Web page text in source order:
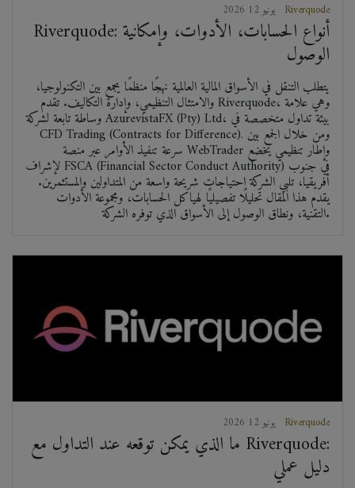
2026 يونيو 12 Riverquode
Riverquode: أنواع الحسابات، الأدوات، وإمكانية
الوصول
يتطلب التنقل في الأسواق المالية العالمية نهجًا منظمًا يجمع بين التكنولوجيا،
والامتثال التنظيمي، وإدارة التكاليف. تقدم Riverquode، وهي علامة
وساطة تابعة لشركة AzurevistaFX (Pty) Ltd، بيئة تداول متخصصة في
CFD Trading (Contracts for Difference). ومن خلال الجمع بين
سرعة تنفيذ الأوامر عبر منصة WebTrader وإطار تنظيمي يخضع
لإشراف FSCA (Financial Sector Conduct Authority) في جنوب
أفريقيا، تلبي الشركة احتياجات شريحة واسعة من المتداولين والمستثمرين.
يقدم هذا المقال تحليلًا تفصيليًا لهياكل الحسابات، ومجموعة الأدوات
التقنية، ونطاق الوصول إلى الأسواق الذي توفره الشركة.
2026 يونيو 12 Riverquode
ما الذي يمكن توقعه عند التداول مع Riverquode:
دليل عملي